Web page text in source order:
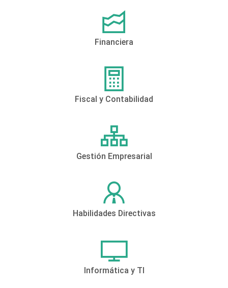
Financiera
Fiscal y Contabilidad
Gestión Empresarial
Habilidades Directivas
Informática y TI